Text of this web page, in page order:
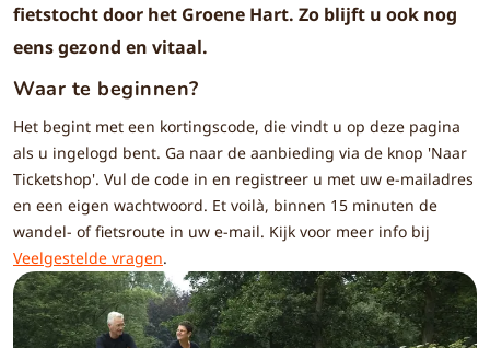
fietstocht door het Groene Hart. Zo blijft u ook nog
eens gezond en vitaal.
Waar te beginnen?
Het begint met een kortingscode, die vindt u op deze pagina
als u ingelogd bent. Ga naar de aanbieding via de knop 'Naar
Ticketshop'. Vul de code in en registreer u met uw e-mailadres
en een eigen wachtwoord. Et voilà, binnen 15 minuten de
wandel- of fietsroute in uw e-mail. Kijk voor meer info bij
Veelgestelde vragen.